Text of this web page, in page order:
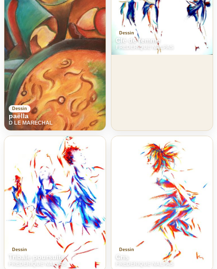
Dessin
paëlla
D LE MARECHAL
Dessin
Clé de femme
FREDERIQUE NALPAS
Dessin
Tribale poursuite
FREDERIQUE NALPAS
Dessin
Cris
FREDERIQUE NALPAS